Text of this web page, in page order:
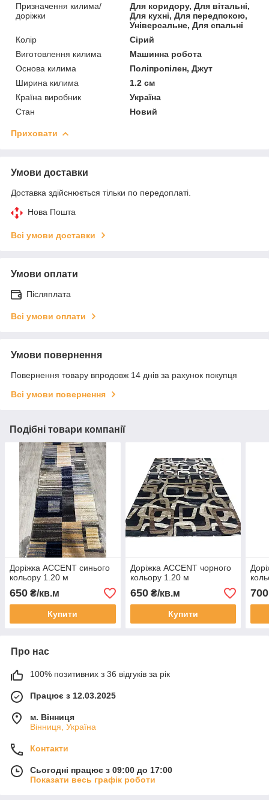
Призначення килима/
доріжки
Для коридору, Для вітальні,
Для кухні, Для передпокою,
Універсальне, Для спальні
Колір
Сірий
Виготовлення килима
Машинна робота
Основа килима
Поліпропілен, Джут
Ширина килима
1.2 см
Країна виробник
Україна
Стан
Новий
Приховати
Умови доставки
Доставка здійснюється тільки по передоплаті.
Нова Пошта
Всі умови доставки
Умови оплати
Післяплата
Всі умови оплати
Умови повернення
Повернення товару впродовж 14 днів за рахунок покупця
Всі умови повернення
Подібні товари компанії
Доріжка ACCENT синього
кольору 1.20 м
650 ₴/кв.м
Купити
Доріжка ACCENT чорного
кольору 1.20 м
650₴/кв.м
Купити
700
Про нас
100% позитивних з 36 відгуків за рік
Працює з 12.03.2025
м. Вінниця
Вінниця, Україна
Контакти
Сьогодні працює з 09:00 до 17:00
Показати весь графік роботи